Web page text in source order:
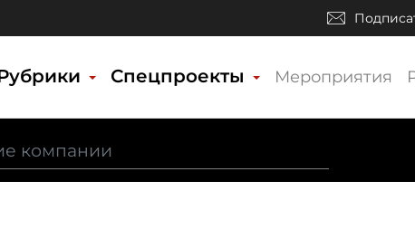
Спецпроекты Мероприятия